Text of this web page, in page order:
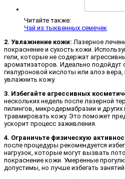
Читайте также:
Чай из тыквенных семечек
2. Увлажнение кожи: Лазерное
покраснение и сухость кожи.
гели, которые не содержат
ароматизаторов. Идеально подойдут
гиалуроновой кислоты или алоэ
увлажнить кожу.
3. Избегайте агрессивных
нескольких недель после лазерной
пилингов, микродермабразии и
травмировать кожу. Это поможет
ускорит процесс заживления.
4. Ограничьте физическую
после процедуры рекомендуется
нагрузок, которые могут вызвать
покраснение кожи. Умеренные
допустимы, но лучше избегать